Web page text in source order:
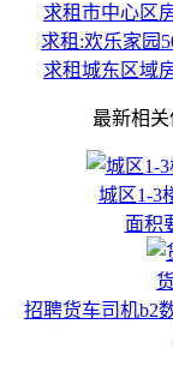
求租市中心区
求租:欢乐家园
求租城东区域
最新相关
城区1-3
面积
招聘货车司机b2